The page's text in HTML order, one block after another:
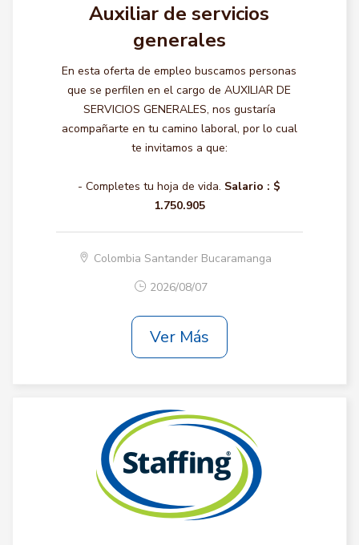
Auxiliar de servicios
generales
En esta oferta de empleo buscamos personas
que se perfilen en el cargo de AUXILIAR DE
SERVICIOS GENERALES, nos gustaría
acompañarte en tu camino laboral, por lo cual
te invitamos a que:
- Completes tu hoja de vida. Salario : $
1.750.905
Colombia Santander Bucaramanga
2026/08/07
Ver Más